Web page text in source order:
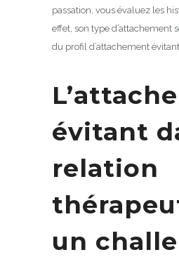
passation, vous évaluez les
effet, son type d’attachement
du profil d’attachement
évitant
relation
un